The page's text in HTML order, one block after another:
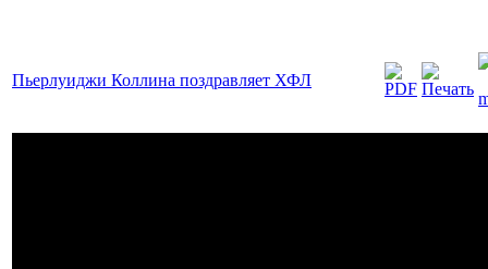
Пьерлуиджи Коллина поздравляет ХФЛ